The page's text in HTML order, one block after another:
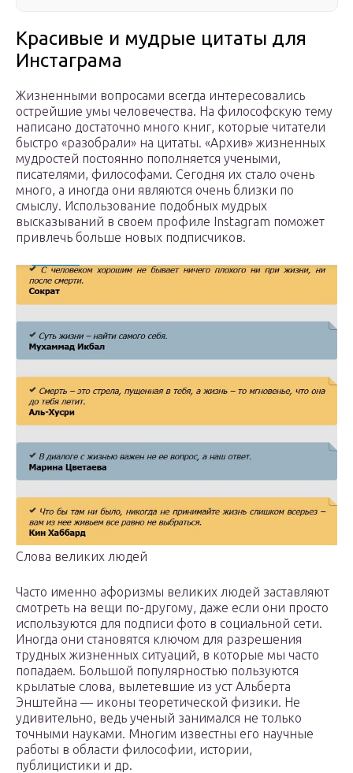
Красивые и мудрые цитаты для
Инстаграма
Жизненными вопросами всегда интересовались
острейшие умы человечества. На философскую тему
написано достаточно много книг, которые читатели
быстро «разобрали» на цитаты. «Архив» жизненных
мудростей постоянно пополняется учеными,
писателями, философами. Сегодня их стало очень
много, а иногда они являются очень близки по
смыслу. Использование подобных мудрых
высказываний в своем профиле Instagram поможет
привлечь больше новых подписчиков.
Слова великих людей
Часто именно афоризмы великих людей заставляют
смотреть на вещи по-другому, даже если они просто
используются для подписи фото в социальной сети.
Иногда они становятся ключом для разрешения
трудных жизненных ситуаций, в которые мы часто
попадаем. Большой популярностью пользуются
крылатые слова, вылетевшие из уст Альберта
Энштейна — иконы теоретической физики. Не
удивительно, ведь ученый занимался не только
точными науками. Многим известны его научные
работы в области философии, истории,
публицистики и др.